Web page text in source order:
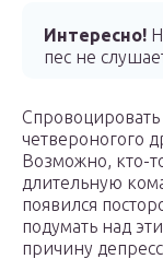
Интересно!
пес не
четвероногого
Возможно, кто-
длительную
появился
подумать над
причину